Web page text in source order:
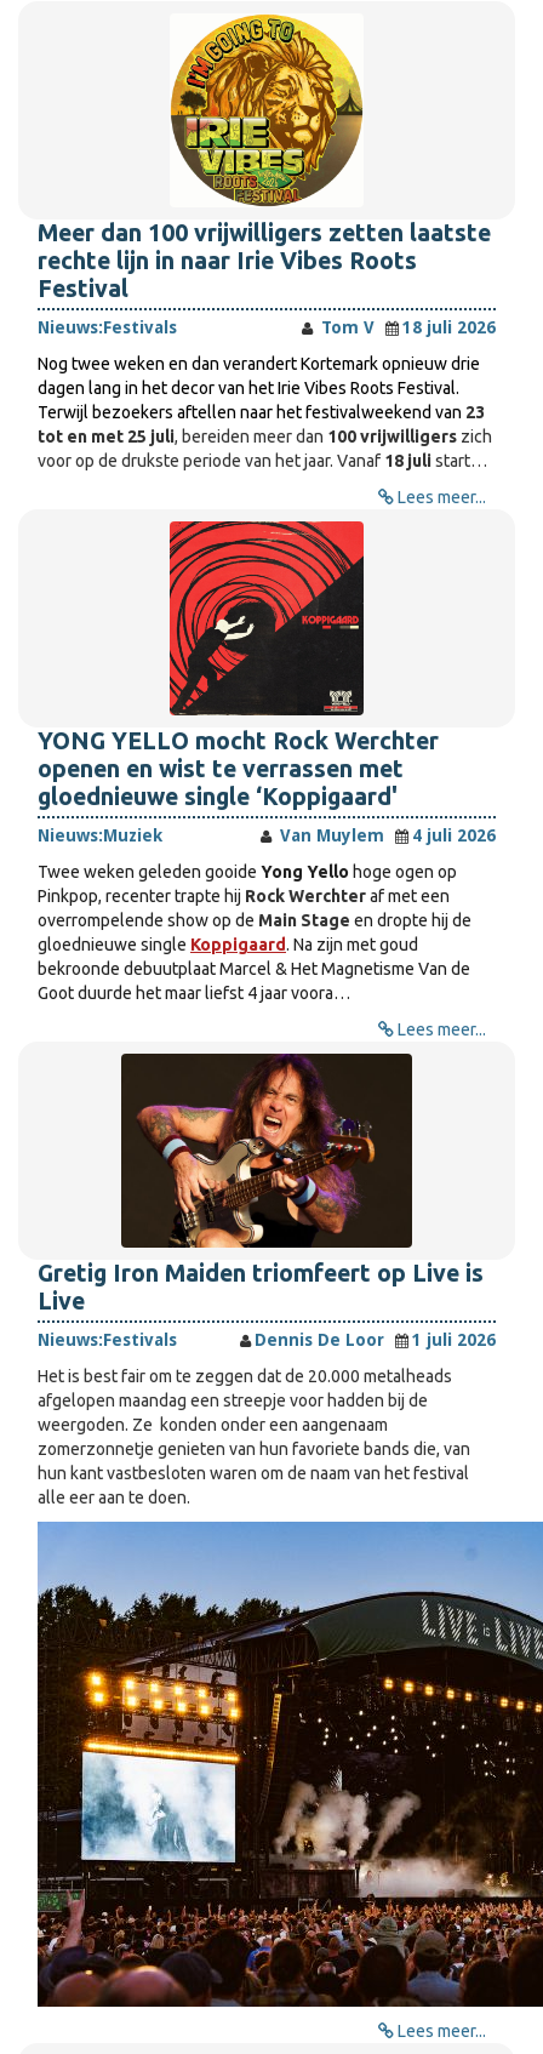
Meer dan 100 vrijwilligers zetten laatste
rechte lijn in naar Irie Vibes Roots
Festival
Nieuws:Festivals Tom V
18 juli 2026
Nog twee weken en dan verandert Kortemark opnieuw drie
dagen lang in het decor van het Irie Vibes Roots Festival.
Terwijl bezoekers aftellen naar het festivalweekend van 23
tot en met 25 juli, bereiden meer dan 100 vrijwilligers zich
voor op de drukste periode van het jaar. Vanaf 18 julistart…
Lees meer...
YONG YELLO mocht Rock Werchter
openen en wist te verrassen met
gloednieuwe single ‘Koppigaard'
Nieuws:Muziek Van Muylem
4 juli 2026
Twee weken geleden gooide Yong Yello hoge ogen op
Pinkpop, recenter trapte hij Rock Werchteraf met een
overrompelende show op de Main Stage en dropte hij de
gloednieuwe single Koppigaard. Na zijn met goud
bekroonde debuutplaat Marcel & Het Magnetisme Van de
Goot duurde het maar liefst 4 jaar voora…
Lees meer...
Gretig Iron Maiden triomfeert op Live is
Live
Nieuws:Festivals Dennis De Loor
1 juli 2026
Het is best fair om te zeggen dat de 20.000 metalheads
afgelopen maandag een streepje voor hadden bij de
weergoden. Ze konden onder een aangenaam
zomerzonnetje genieten van hun favoriete bands die, van
hun kant vastbesloten waren om de naam van het festival
alle eer aan te doen.
Lees meer...